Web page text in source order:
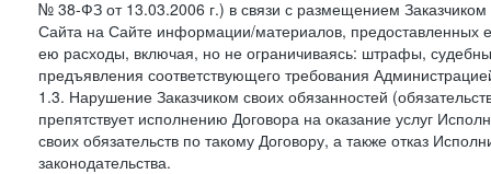
№ 38-ФЗ от 13.03.2006 г.) в связи с размещением
Сайта на Сайте информации/материалов, предоставленных
ею расходы, включая, но не ограничиваясь: штрафы,
предъявления соответствующего требования
1.3. Нарушение Заказчиком своих обязанностей
препятствует исполнению Договора на оказание услуг
своих обязательств по такому Договору, а также отказ
законодательства.